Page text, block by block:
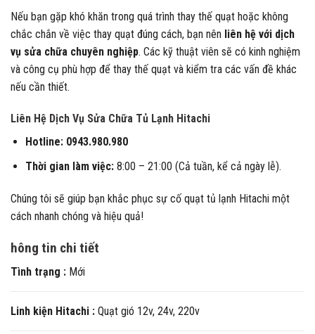
Nếu bạn gặp khó khăn trong quá trình thay thế quạt hoặc không
chắc chắn về việc thay quạt đúng cách, bạn nên liên hệ với dịch
vụ sửa chữa chuyên nghiệp. Các kỹ thuật viên sẽ có kinh nghiệm
và công cụ phù hợp để thay thế quạt và kiểm tra các vấn đề khác
nếu cần thiết.
Liên Hệ Dịch Vụ Sửa Chữa Tủ Lạnh Hitachi
Hotline: 0943.980.980
Thời gian làm việc:8:00 – 21:00 (Cả tuần, kể cả ngày lễ).
Chúng tôi sẽ giúp bạn khắc phục sự cố quạt tủ lạnh Hitachi một
cách nhanh chóng và hiệu quả!
hông tin chi tiết
Tình trạng : Mới
Linh kiện Hitachi : Quạt gió 12v, 24v, 220v